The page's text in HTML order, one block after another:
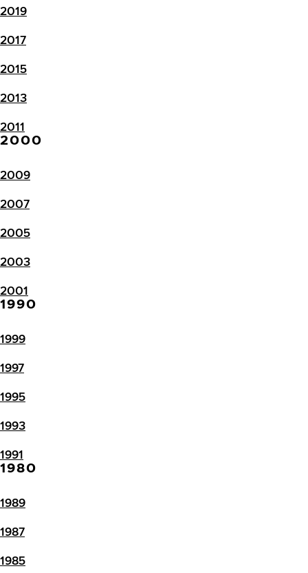
2019
2017
2015
2013
2011
2000
2009
2007
2005
2003
2001
1990
1999
1997
1995
1993
1991
1980
1989
1987
1985